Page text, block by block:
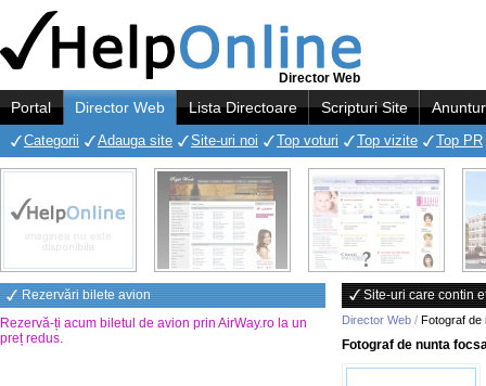
Director Web
Portal Director Web Lista Directoare Scripturi Site
Categorii Adauga site Site-uri noi Top voturi Top vizite Top PR
Rezervări bilete avion
Rezervă-ți acum biletul de avion prin AirWay.ro la un
preț redus.
Site-uri care contin
Director Web / Fotograf de
Fotograf de nunta